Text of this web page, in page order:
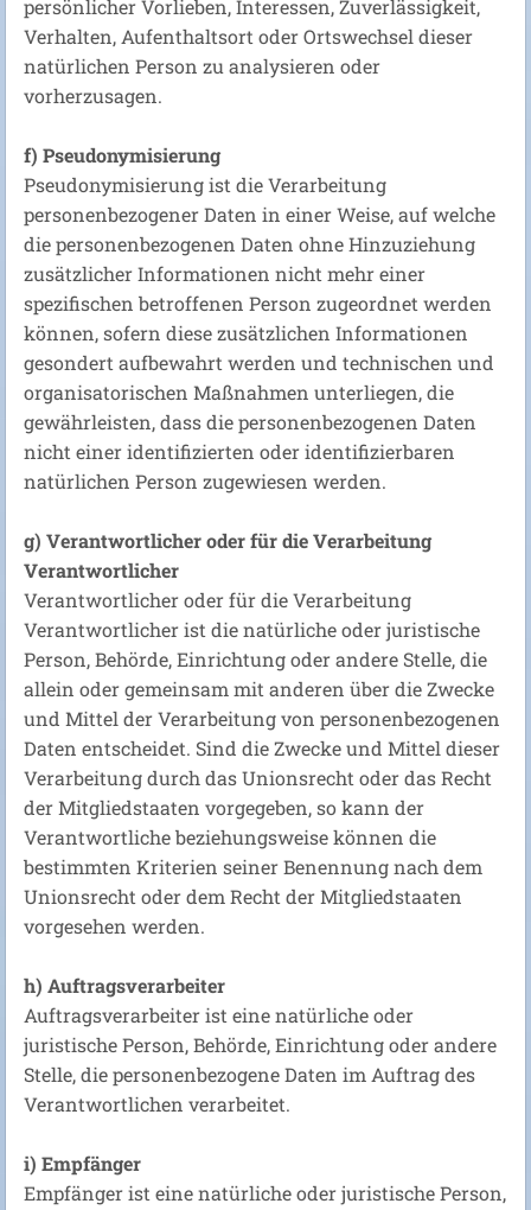
persönlicher Vorlieben, Interessen, Zuverlässigkeit,
Verhalten, Aufenthaltsort oder Ortswechsel dieser
natürlichen Person zu analysieren oder
vorherzusagen.
f) Pseudonymisierung
Pseudonymisierung ist die Verarbeitung
personenbezogener Daten in einer Weise, auf welche
die personenbezogenen Daten ohne Hinzuziehung
zusätzlicher Informationen nicht mehr einer
spezifischen betroffenen Person zugeordnet werden
können, sofern diese zusätzlichen Informationen
gesondert aufbewahrt werden und technischen und
organisatorischen Maßnahmen unterliegen, die
gewährleisten, dass die personenbezogenen Daten
nicht einer identifizierten oder identifizierbaren
natürlichen Person zugewiesen werden.
g) Verantwortlicher oder für die Verarbeitung
Verantwortlicher
Verantwortlicher oder für die Verarbeitung
Verantwortlicher ist die natürliche oder juristische
Person, Behörde, Einrichtung oder andere Stelle, die
allein oder gemeinsam mit anderen über die Zwecke
und Mittel der Verarbeitung von personenbezogenen
Daten entscheidet. Sind die Zwecke und Mittel dieser
Verarbeitung durch das Unionsrecht oder das Recht
der Mitgliedstaaten vorgegeben, so kann der
Verantwortliche beziehungsweise können die
bestimmten Kriterien seiner Benennung nach dem
Unionsrecht oder dem Recht der Mitgliedstaaten
vorgesehen werden.
h) Auftragsverarbeiter
Auftragsverarbeiter ist eine natürliche oder
juristische Person, Behörde, Einrichtung oder andere
Stelle, die personenbezogene Daten im Auftrag des
Verantwortlichen verarbeitet.
i) Empfänger
Empfänger ist eine natürliche oder juristische Person,